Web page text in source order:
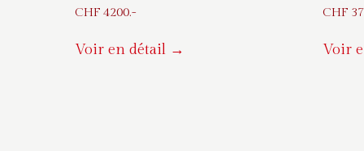
CHF 4200.-
Voir en détail →
CHF
Voir